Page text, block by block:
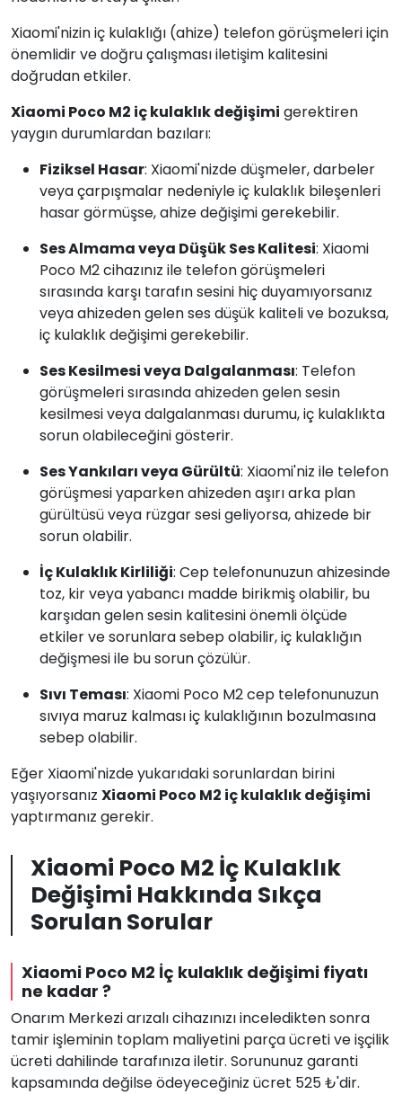
Xiaomi'nizin iç kulaklığı (ahize) telefon görüşmeleri için
önemlidir ve doğru çalışması iletişim kalitesini
doğrudan etkiler.
Xiaomi Poco M2 iç kulaklık değişimi gerektiren
yaygın durumlardan bazıları:
Fiziksel Hasar: Xiaomi'nizde düşmeler, darbeler
veya çarpışmalar nedeniyle iç kulaklık bileşenleri
hasar görmüşse, ahize değişimi gerekebilir.
Ses Almama veya Düşük Ses Kalitesi: Xiaomi
Poco M2 cihazınız ile telefon görüşmeleri
sırasında karşı tarafın sesini hiç duyamıyorsanız
veya ahizeden gelen ses düşük kaliteli ve bozuksa,
iç kulaklık değişimi gerekebilir.
Ses Kesilmesi veya Dalgalanması: Telefon
görüşmeleri sırasında ahizeden gelen sesin
kesilmesi veya dalgalanması durumu, iç kulaklıkta
sorun olabileceğini gösterir.
Ses Yankıları veya Gürültü: Xiaomi'niz ile telefon
görüşmesi yaparken ahizeden aşırı arka plan
gürültüsü veya rüzgar sesi geliyorsa, ahizede bir
sorun olabilir.
İç Kulaklık Kirliliği: Cep telefonunuzun ahizesinde
toz, kir veya yabancı madde birikmiş olabilir, bu
karşıdan gelen sesin kalitesini önemli ölçüde
etkiler ve sorunlara sebep olabilir, iç kulaklığın
değişmesi ile bu sorun çözülür.
Sıvı Teması: Xiaomi Poco M2 cep telefonunuzun
sıvıya maruz kalması iç kulaklığının bozulmasına
sebep olabilir.
Eğer Xiaomi'nizde yukarıdaki sorunlardan birini
yaşıyorsanız Xiaomi Poco M2 iç kulaklık değişimi
yaptırmanız gerekir.
Xiaomi Poco M2 İç Kulaklık
Değişimi Hakkında Sıkça
Sorulan Sorular
Xiaomi Poco M2 İç kulaklık değişimi fiyatı
ne kadar ?
Onarım Merkezi arızalı cihazınızı inceledikten sonra
tamir işleminin toplam maliyetini parça ücreti ve işçilik
ücreti dahilinde tarafınıza iletir. Sorununuz garanti
kapsamında değilse ödeyeceğiniz ücret 525 ₺'dir.